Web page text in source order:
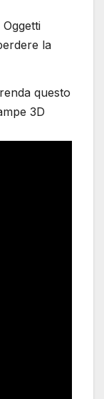
la
questo
3D